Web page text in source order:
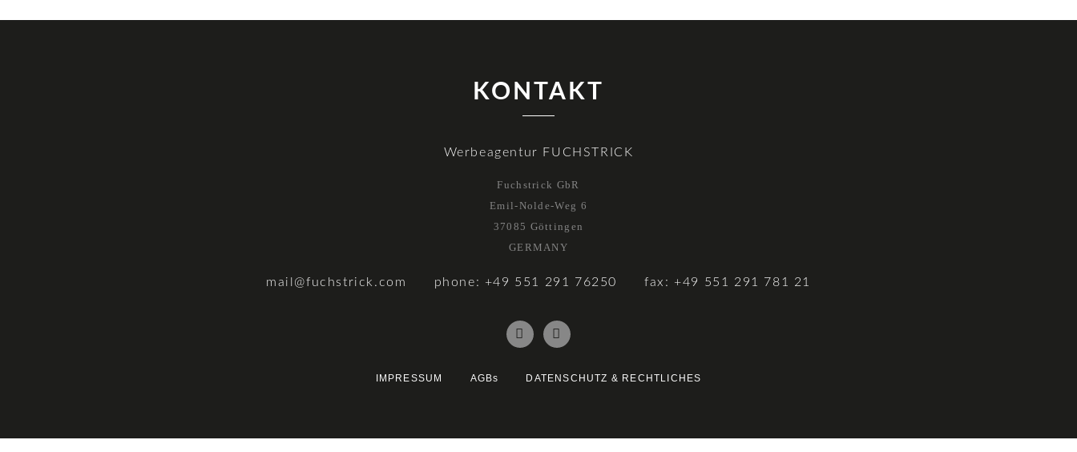
KONTAKT
Werbeagentur FUCHSTRICK
Fuchstrick GbR
Emil-Nolde-Weg 6
37085 Göttingen
GERMANY
mail@fuchstrick.com phone: +49 551 291 76250 fax: +49 551 291 781 21
IMPRESSUM AGBs DATENSCHUTZ & RECHTLICHES